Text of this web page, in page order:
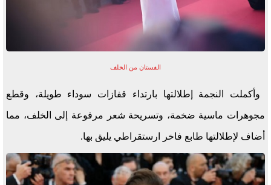
الفستان من الخلف
وأكملت النجمة إطلالتها بارتداء قفازات سوداء طويلة، وقطع
مجوهرات ماسية ضخمة، وتسريحة شعر مرفوعة إلى الخلف، مما
أضاف لإطلالتها طابع فاخر ارستقراطي يليق بها.